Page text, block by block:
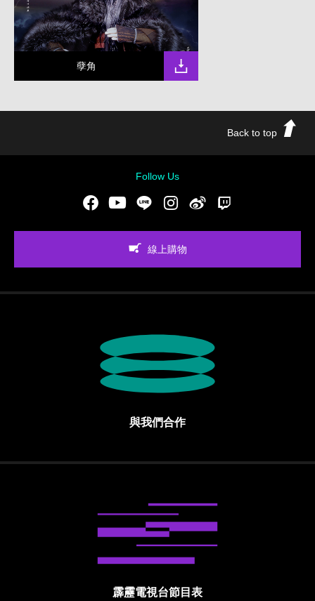
孽角
Back to top
Follow Us
FacebookYoutubeLINE Instgram新浪微博
線上購物
與我們合作
霹靂電視台節目表